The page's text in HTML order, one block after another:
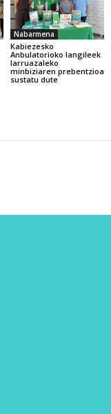
Nabarmena
Kabiezesko
Anbulatorioko langileek
larruazaleko
minbiziaren prebentzioa
sustatu dute